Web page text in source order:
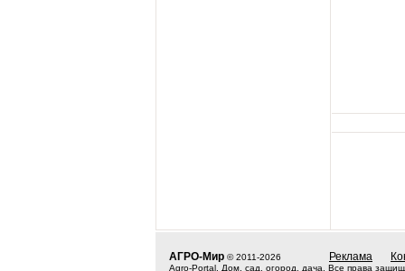
АГРО-Мир © 2011-2026 Реклама
Agro-Portal. Дом, сад, огород, дача. Все права